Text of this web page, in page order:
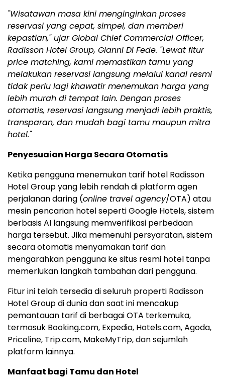
"Wisatawan masa kini menginginkan proses
reservasi yang cepat, simpel, dan memberi
kepastian," ujar Global Chief Commercial Officer,
Radisson Hotel Group, Gianni Di Fede. "Lewat fitur
price matching, kami memastikan tamu yang
melakukan reservasi langsung melalui kanal resmi
tidak perlu lagi khawatir menemukan harga yang
lebih murah di tempat lain. Dengan proses
otomatis, reservasi langsung menjadi lebih praktis,
transparan, dan mudah bagi tamu maupun mitra
hotel."
Penyesuaian Harga Secara Otomatis
Ketika pengguna menemukan tarif hotel Radisson
Hotel Group yang lebih rendah di platform agen
perjalanan daring (online travel agency/OTA) atau
mesin pencarian hotel seperti Google Hotels, sistem
berbasis AI langsung memverifikasi perbedaan
harga tersebut. Jika memenuhi persyaratan, sistem
secara otomatis menyamakan tarif dan
mengarahkan pengguna ke situs resmi hotel tanpa
memerlukan langkah tambahan dari pengguna.
Fitur ini telah tersedia di seluruh properti Radisson
Hotel Group di dunia dan saat ini mencakup
pemantauan tarif di berbagai OTA terkemuka,
termasuk Booking.com, Expedia, Hotels.com, Agoda,
Priceline, Trip.com, MakeMyTrip, dan sejumlah
platform lainnya.
Manfaat bagi Tamu dan Hotel